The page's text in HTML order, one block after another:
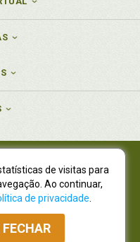
0001-19
01.701.561/0001-80
7665, São Lourenço |
82210-310
Atacado: (41) 4009-3939
de visitas para
Ao continuar,
de privacidade
FECHAR